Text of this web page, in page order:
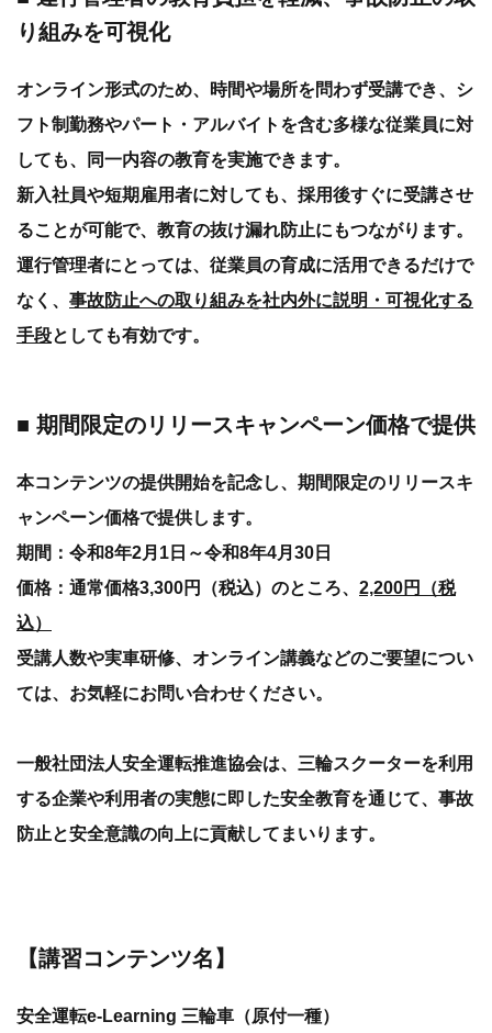
り組みを可視化
オンライン形式のため、時間や場所を問わず受講でき、シ
フト制勤務やパート・アルバイトを含む多様な従業員に対
しても、同一内容の教育を実施できます。
新入社員や短期雇用者に対しても、採用後すぐに受講させ
ることが可能で、教育の抜け漏れ防止にもつながります。
運行管理者にとっては、従業員の育成に活用できるだけで
なく、 事故防止への取り組みを社内外に説明・可視化する
手段としても有効です。
■ 期間限定のリリースキャンペーン価格で提供
本コンテンツの提供開始を記念し、期間限定のリリースキ
ャンペーン価格で提供します。
期間：令和8年2月1日～令和8年4月30日
価格：通常価格3,300円（税込）のところ、 2,200円（税
込）
受講人数や実車研修、オンライン講義などのご要望につい
ては、お気軽にお問い合わせください。
一般社団法人安全運転推進協会は、三輪スクーターを利用
する企業や利用者の実態に即した安全教育を通じて、事故
防止と安全意識の向上に貢献してまいります。
【講習コンテンツ名】
安全運転e-Learning 三輪車（原付一種）